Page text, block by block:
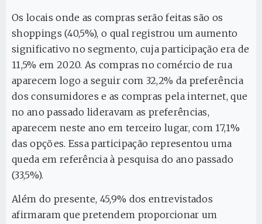
Os locais onde as compras serão feitas são os
shoppings (40,5%), o qual registrou um aumento
significativo no segmento, cuja participação era de
11,5% em 2020. As compras no comércio de rua
aparecem logo a seguir com 32,2% da preferência
dos consumidores e as compras pela internet, que
no ano passado lideravam as preferências,
aparecem neste ano em terceiro lugar, com 17,1%
das opções. Essa participação representou uma
queda em referência à pesquisa do ano passado
(33,5%).
Além do presente, 45,9% dos entrevistados
afirmaram que pretendem proporcionar um